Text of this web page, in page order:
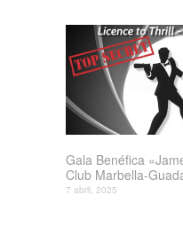
Gala Benéfica
Club Marbella-
7 abril, 2025